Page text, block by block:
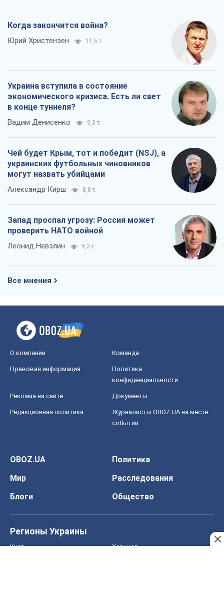
Когда закончится война?
Юрий Христензен 11,5 т.
Украина вступила в состояние
экономического кризиса. Есть ли свет
в конце туннеля?
Вадим Денисенко 9,3 т.
Чей будет Крым, тот и победит (NSJ), а
украинских футбольных чиновников
могут назвать убийцами
Александр Кирш 8,8 т.
Запад проспал угрозу: Россия может
проверить НАТО войной
Леонид Невзлин 9,3 т.
Все мнения
О компании Команда
Правовая информация
Политика
конфиденциальности
Реклама на сайте Документы
Редакционная политика
Журналисты OBOZ.UA на месте
событий
OBOZ.UA
Политика
Мир
Расследования
Блоги
Общество
Регионы Украины
Киев Харьков